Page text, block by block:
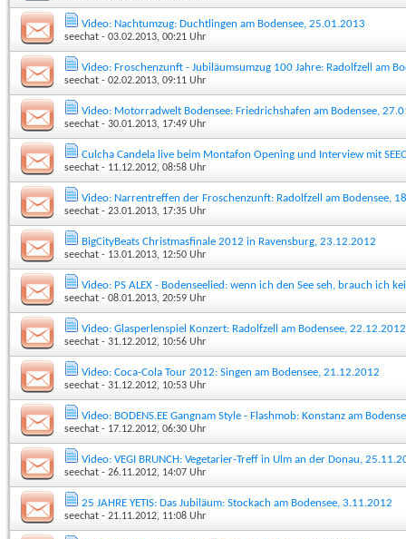
Video: Nachtumzug: Duchtlingen am Bodensee, 25.01.2013
seechat - 03.02.2013, 00:21 Uhr
Video: Froschenzunft - Jubiläumsumzug 100 Jahre: Radolfzell am
seechat - 02.02.2013, 09:11 Uhr
Video: Motorradwelt Bodensee: Friedrichshafen am Bodensee,
seechat - 30.01.2013, 17:49 Uhr
Culcha Candela live beim Montafon Opening und Interview mit
seechat - 11.12.2012, 08:58 Uhr
Video: Narrentreffen der Froschenzunft: Radolfzell am Bodensee,
seechat - 23.01.2013, 17:35 Uhr
BigCityBeats Christmasfinale 2012 in Ravensburg, 23.12.2012
seechat - 13.01.2013, 12:50 Uhr
Video: PS ALEX - Bodenseelied: wenn ich den See seh, brauch ich
seechat - 08.01.2013, 20:59 Uhr
Video: Glasperlenspiel Konzert: Radolfzell am Bodensee, 22.12.2012
seechat - 31.12.2012, 10:56 Uhr
Video: Coca-Cola Tour 2012: Singen am Bodensee, 21.12.2012
seechat - 31.12.2012, 10:53 Uhr
Video: BODENS.EE Gangnam Style - Flashmob: Konstanz am
seechat - 17.12.2012, 06:30 Uhr
Video: VEGI BRUNCH: Vegetarier-Treff in Ulm an der Donau,
seechat - 26.11.2012, 14:07 Uhr
25 JAHRE YETIS: Das Jubiläum: Stockach am Bodensee, 3.11.2012
seechat - 21.11.2012, 11:08 Uhr